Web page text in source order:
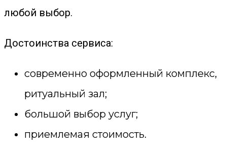
любой выбор.
Достоинства сервиса:
современно оформленный комплекс,
ритуальный зал;
большой выбор услуг;
приемлемая стоимость.